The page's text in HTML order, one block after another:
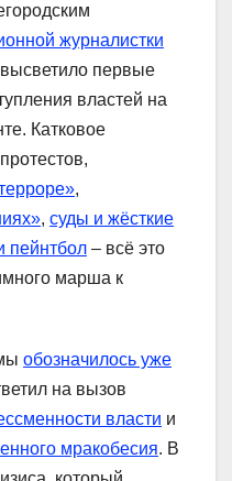
журналистки
первые
властей на
Катковое
,
, суды и жёсткие
пейнтбол – всё это
марша к
обозначилось уже
на вызов
власти и
мракобесия. В